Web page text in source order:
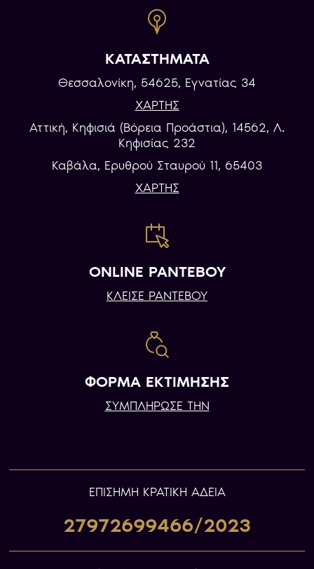
ΚΑΤΑΣΤΗΜΑΤΑ
Θεσσαλονίκη, 54625, Εγνατίας 34
ΧΑΡΤΗΣ
Αττική, Κηφισιά (Βόρεια Προάστια), 14562, Λ.
Κηφισίας 232
Καβάλα, Eρυθρού Σταυρού 11, 65403
ΧΑΡΤΗΣ
ONLINE ΡΑΝΤΕΒΟΥ
ΚΛΕΙΣΕ ΡΑΝΤΕΒΟΥ
ΦΟΡΜΑ ΕΚΤΙΜΗΣΗΣ
ΣΥΜΠΛΗΡΩΣΕ ΤΗΝ
ΕΠIΣΗΜΗ ΚΡΑΤΙΚΗ ΑΔΕΙΑ
27972699466/2023